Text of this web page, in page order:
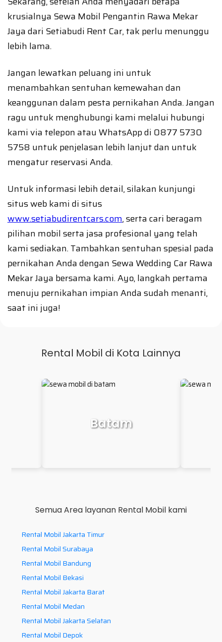
krusialnya Sewa Mobil Pengantin Rawa Mekar
Jaya dari Setiabudi Rent Car, tak perlu menunggu
lebih lama.
Jangan lewatkan peluang ini untuk
menambahkan sentuhan kemewahan dan
keanggunan dalam pesta pernikahan Anda. Jangan
ragu untuk menghubungi kami melalui hubungi
kami via telepon atau WhatsApp di 0877 5730
5758 untuk penjelasan lebih lanjut dan untuk
mengatur reservasi Anda.
Untuk informasi lebih detail, silakan kunjungi
situs web kami di situs
www.setiabudirentcars.com, serta cari beragam
pilihan mobil serta jasa profesional yang telah
kami sediakan. Tambahkan sentuhan spesial pada
pernikahan Anda dengan Sewa Wedding Car Rawa
Mekar Jaya bersama kami. Ayo, langkah pertama
menuju pernikahan impian Anda sudah menanti,
saat ini juga!
Rental Mobil di Kota Lainnya
Makassar
Semua Area layanan Rental Mobil kami
Rental Mobil Jakarta Timur
Rental Mobil Surabaya
Rental Mobil Bandung
Rental Mobil Bekasi
Rental Mobil Jakarta Barat
Rental Mobil Medan
Rental Mobil Jakarta Selatan
Rental Mobil Depok